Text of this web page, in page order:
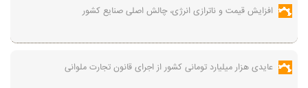
افزایش قیمت و ناترازی انرژی، چالش اصلی صنایع کشور
عایدی هزار میلیارد تومانی کشور از اجرای قانون تجارت ملوانی